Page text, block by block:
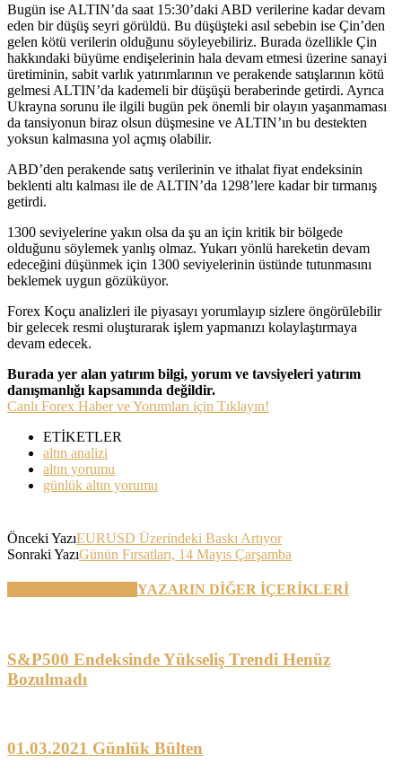
Bugün ise ALTIN’da saat 15:30’daki ABD verilerine kadar devam
eden bir düşüş seyri görüldü. Bu düşüşteki asıl sebebin ise Çin’den
gelen kötü verilerin olduğunu söyleyebiliriz. Burada özellikle Çin
hakkındaki büyüme endişelerinin hala devam etmesi üzerine sanayi
üretiminin, sabit varlık yatırımlarının ve perakende satışlarının kötü
gelmesi ALTIN’da kademeli bir düşüşü beraberinde getirdi. Ayrıca
Ukrayna sorunu ile ilgili bugün pek önemli bir olayın yaşanmaması
da tansiyonun biraz olsun düşmesine ve ALTIN’ın bu destekten
yoksun kalmasına yol açmış olabilir.
ABD’den perakende satış verilerinin ve ithalat fiyat endeksinin
beklenti altı kalması ile de ALTIN’da 1298’lere kadar bir tırmanış
getirdi.
1300 seviyelerine yakın olsa da şu an için kritik bir bölgede
olduğunu söylemek yanlış olmaz. Yukarı yönlü hareketin devam
edeceğini düşünmek için 1300 seviyelerinin üstünde tutunmasını
beklemek uygun gözüküyor.
Forex Koçu analizleri ile piyasayı yorumlayıp sizlere öngörülebilir
bir gelecek resmi oluşturarak işlem yapmanızı kolaylaştırmaya
devam edecek.
Burada yer alan yatırım bilgi, yorum ve tavsiyeleri yatırım
danışmanlığı kapsamında değildir.
Canlı Forex Haber ve Yorumları için Tıklayın!
ETİKETLER
altın analizi
altın yorumu
günlük altın yorumu
Önceki YazıEURUSD Üzerindeki Baskı Artıyor
Sonraki YazıGünün Fırsatları, 14 Mayıs Çarşamba
YAZARIN DİĞER İÇERİKLERİ
S&P500 Endeksinde Yükseliş Trendi Henüz
Bozulmadı
01.03.2021 Günlük Bülten